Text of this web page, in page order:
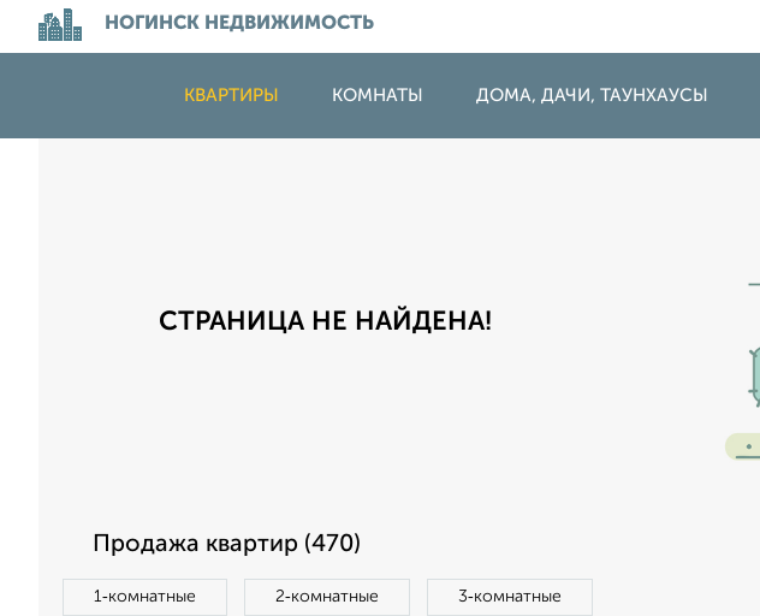
НОГИНСК НЕДВИЖИМОСТЬ
КВАРТИРЫ КОМНАТЫ ДОМА, ДАЧИ, ТАУНХАУСЫ
СТРАНИЦА НЕ НАЙДЕНА!
Продажа квартир (470)
1‑комнатные 2‑комнатные 3‑комнатные